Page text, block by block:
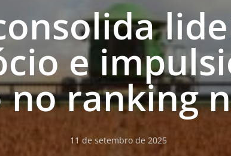
e
no ranking
11 de setembro de 2025